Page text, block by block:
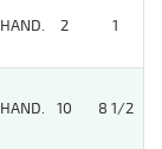
HAND. 2 1
HAND. 10 8 1/2